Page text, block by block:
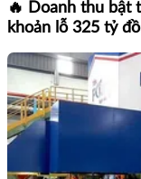
🔥 Doanh thu bật
khoản lỗ 325 tỷ